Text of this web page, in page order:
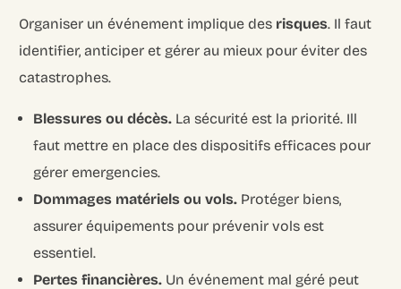
Organiser un événement implique des risques. Il faut
identifier, anticiper et gérer au mieux pour éviter des
catastrophes.
Blessures ou décès. La sécurité est la priorité. Ill
faut mettre en place des dispositifs efficaces pour
gérer emergencies.
Dommages matériels ou vols. Protéger biens,
assurer équipements pour prévenir vols est
essentiel.
Pertes financières. Un événement mal géré peut